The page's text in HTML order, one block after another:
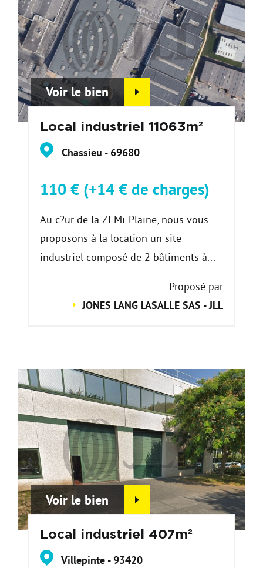
Voir le bien
Local industriel 11063m²
Chassieu - 69680
110 € (+14 € de charges)
Au c?ur de la ZI Mi-Plaine, nous vous
proposons à la location un site
industriel composé de 2 bâtiments à...
Proposé par
JONES LANG LASALLE SAS - JLL
Voir le bien
Local industriel 407m²
Villepinte - 93420